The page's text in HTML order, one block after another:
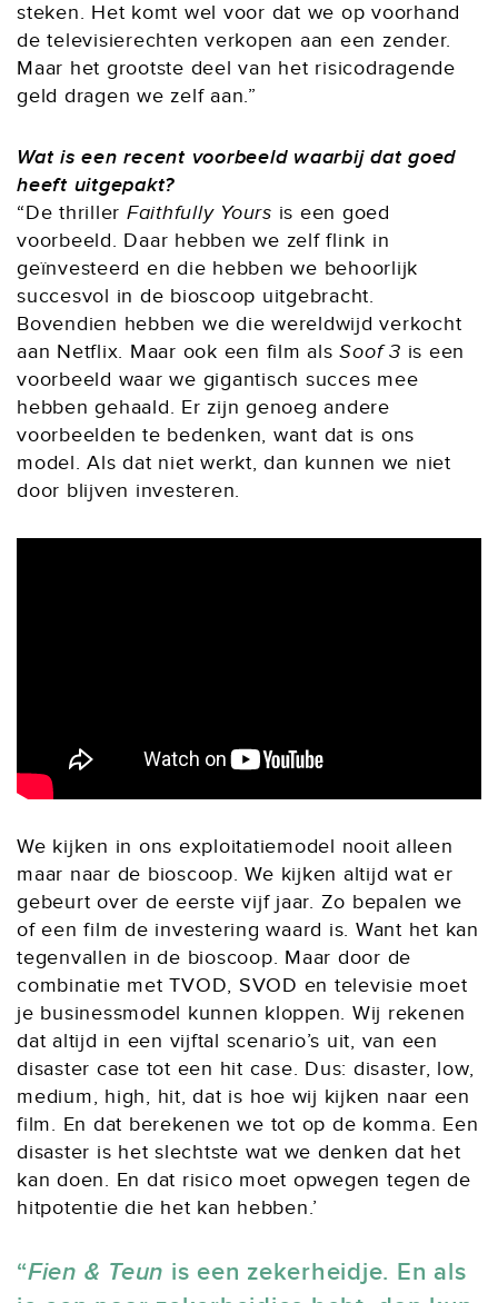
steken. Het komt wel voor dat we op voorhand
de televisierechten verkopen aan een zender.
Maar het grootste deel van het risicodragende
geld dragen we zelf aan.”
Wat is een recent voorbeeld waarbij dat goed
heeft uitgepakt?
“De thriller Faithfully Yours is een goed
voorbeeld. Daar hebben we zelf flink in
geïnvesteerd en die hebben we behoorlijk
succesvol in de bioscoop uitgebracht.
Bovendien hebben we die wereldwijd verkocht
aan Netflix. Maar ook een film alsSoof 3 is een
voorbeeld waar we gigantisch succes mee
hebben gehaald. Er zijn genoeg andere
voorbeelden te bedenken, want dat is ons
model. Als dat niet werkt, dan kunnen we niet
door blijven investeren.
We kijken in ons exploitatiemodel nooit alleen
maar naar de bioscoop. We kijken altijd wat er
gebeurt over de eerste vijf jaar. Zo bepalen we
of een film de investering waard is. Want het kan
tegenvallen in de bioscoop. Maar door de
combinatie met TVOD, SVOD en televisie moet
je businessmodel kunnen kloppen. Wij rekenen
dat altijd in een vijftal scenario’s uit, van een
disaster case tot een hit case. Dus: disaster, low,
medium, high, hit, dat is hoe wij kijken naar een
film. En dat berekenen we tot op de komma. Een
disaster is het slechtste wat we denken dat het
kan doen. En dat risico moet opwegen tegen de
hitpotentie die het kan hebben.’
Fien & Teun is een zekerheidje. En als